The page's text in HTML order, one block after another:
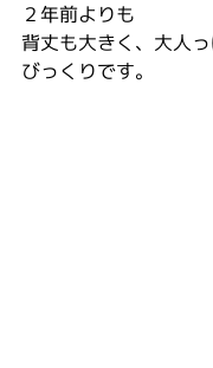
２年前よりも
背丈も大きく、大人
びっくりです。